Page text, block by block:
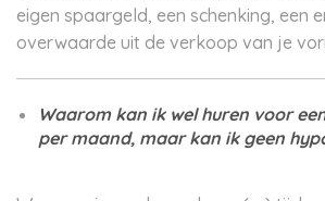
eigen spaargeld, een schenking, een
overwaarde uit de verkoop van je
Waarom kan ik wel huren voor
per maand, maar kan ik geen